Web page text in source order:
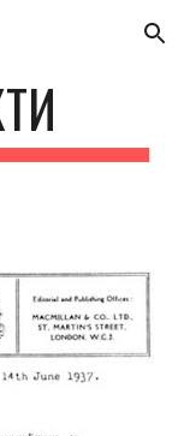
Skip to navigation